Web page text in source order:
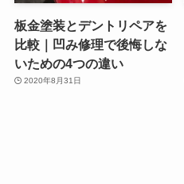
板金塗装とデントリペアを
比較｜凹み修理で後悔しな
いための4つの違い
2020年8月31日